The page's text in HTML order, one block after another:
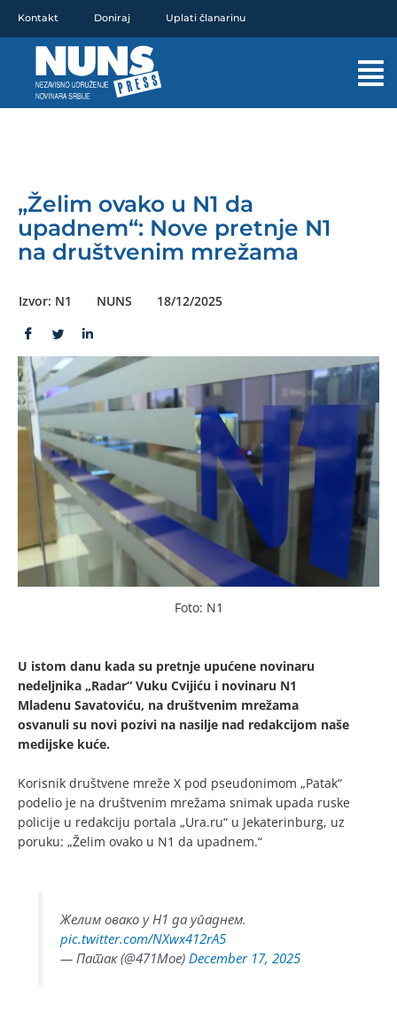
sadržaj
Kontakt Doniraj Uplati članarinu
„Želim ovako u N1 da
upadnem“: Nove pretnje N1
na društvenim mrežama
Izvor: N1 NUNS 18/12/2025
Foto: N1
U istom danu kada su pretnje upućene novinaru
nedeljnika „Radar“ Vuku Cvijiću i novinaru N1
Mladenu Savatoviću, na društvenim mrežama
osvanuli su novi pozivi na nasilje nad redakcijom naše
medijske kuće.
Korisnik društvene mreže X pod pseudonimom „Patak“
podelio je na društvenim mrežama snimak upada ruske
policije u redakciju portala „Ura.ru“ u Jekaterinburg, uz
poruku: „Želim ovako u N1 da upadnem.“
Желим овако у Н1 да упаднем.
pic.twitter.com/NXwx412rA5
— Патак (@471Moe) December 17, 2025